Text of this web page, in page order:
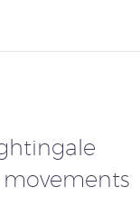
movements